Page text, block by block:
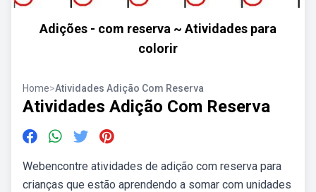
Adições - com reserva ~ Atividades para
colorir
Home>Atividades Adição Com Reserva
Atividades Adição Com Reserva
Webencontre atividades de adição com reserva para
crianças que estão aprendendo a somar com unidades